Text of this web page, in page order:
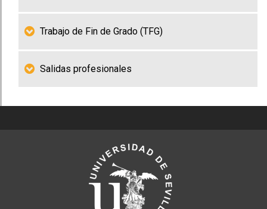
Trabajo de Fin de Grado (TFG)
Salidas profesionales